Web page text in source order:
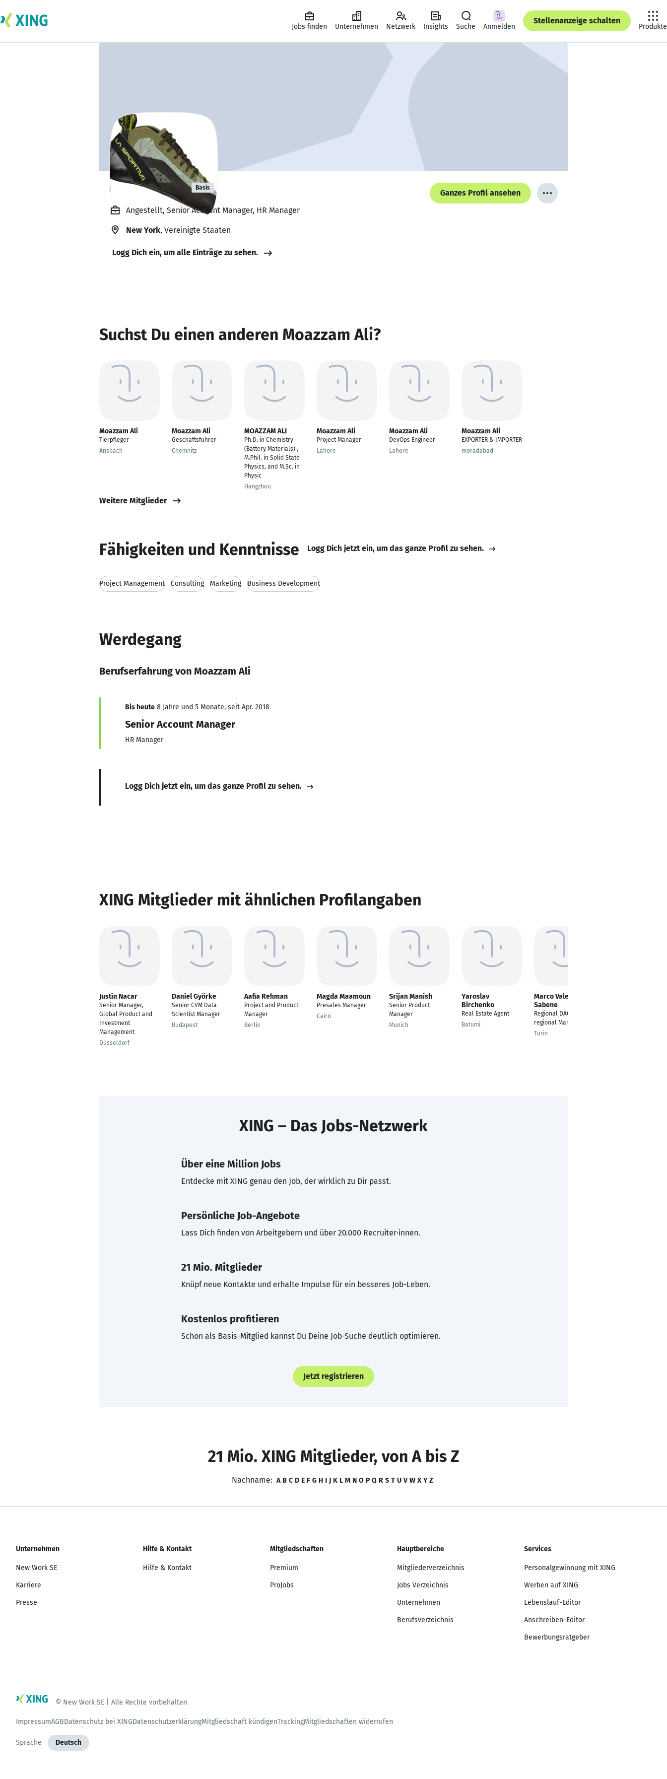
Jobs finden Unternehmen Netzwerk Insights Suche Anmelden
Stellenanzeige schalten
Produkte
Moazzam Ali Basis
Ganzes Profil ansehen
Angestellt, Senior Account Manager, HR Manager
New York, Vereinigte Staaten
Logg Dich ein, um alle Einträge zu sehen.
Suchst Du einen anderen Moazzam Ali?
Moazzam Ali
Tierpfleger
Ansbach
Moazzam Ali
Geschäftsführer
Chemnitz
MOAZZAM ALI
Ph.D. in Chemistry
(Battery Materials) ,
M.Phil. in Solid State
Physics, and M.Sc. in
Physic
Hangzhou
Moazzam Ali
Project Manager
Lahore
Moazzam Ali
DevOps Engineer
Lahore
Moazzam Ali
EXPORTER & IMPORTER
moradabad
Weitere Mitglieder
Fähigkeiten und Kenntnisse Logg Dich jetzt ein, um das ganze Profil zu sehen.
Project Management Consulting Marketing Business Development
Werdegang
Berufserfahrung von Moazzam Ali
Bis heute 8 Jahre und 5 Monate, seit Apr. 2018
Senior Account Manager
HR Manager
Logg Dich jetzt ein, um das ganze Profil zu sehen.
XING Mitglieder mit ähnlichen Profilangaben
Justin Nacar
Senior Manager,
Global Product and
Investment
Management
Düsseldorf
Daniel Györke
Senior CVM Data
Scientist Manager
Budapest
Aafia Rehman
Project and Product
Manager
Berlin
Magda Maamoun
Presales Manager
Cairo
Srijan Manish
Senior Product
Manager
Munich
Yaroslav
Birchenko
Real Estate Agent
Batumi
Marco Valerio
Sabene
Regional DACH
regional Manager
Turin
XING – Das Jobs-Netzwerk
Über eine Million Jobs
Entdecke mit XING genau den Job, der wirklich zu Dir passt.
Persönliche Job-Angebote
Lass Dich finden von Arbeitgebern und über 20.000 Recruiter·innen.
21 Mio. Mitglieder
Knüpf neue Kontakte und erhalte Impulse für ein besseres Job-Leben.
Kostenlos profitieren
Schon als Basis-Mitglied kannst Du Deine Job-Suche deutlich optimieren.
Jetzt registrieren
21 Mio. XING Mitglieder, von A bis Z
Nachname: A B C D E F G H I J K L M N O P Q R S T U V W X Y Z
Unternehmen
New Work SE
Karriere
Presse
Hilfe & Kontakt
Hilfe & Kontakt
Mitgliedschaften
Premium
ProJobs
Hauptbereiche
Mitgliederverzeichnis
Jobs Verzeichnis
Unternehmen
Berufsverzeichnis
Services
Personalgewinnung mit XING
Werben auf XING
Lebenslauf-Editor
Anschreiben-Editor
Bewerbungsratgeber
© New Work SE | Alle Rechte vorbehalten
ImpressumAGBDatenschutz bei XINGDatenschutzerklärungMitgliedschaft kündigenTrackingMitgliedschaften widerrufen
Sprache Deutsch